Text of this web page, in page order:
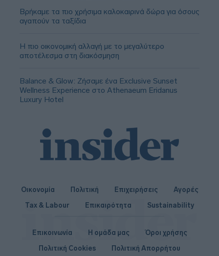
Βρήκαμε τα πιο χρήσιμα καλοκαιρινά δώρα για όσους
αγαπούν τα ταξίδια
Η πιο οικονομική αλλαγή με το μεγαλύτερο
αποτέλεσμα στη διακόσμηση
Balance & Glow: Ζήσαμε ένα Exclusive Sunset
Wellness Experience στο Athenaeum Eridanus
Luxury Hotel
Οικονομία Πολιτική Επιχειρήσεις
Αγορές
Tax & Labour
Επικαιρότητα Sustainability
Επικοινωνία Η ομάδα μας
Όροι χρήσης
Πολιτική Cookies
Πολιτική Απορρήτου